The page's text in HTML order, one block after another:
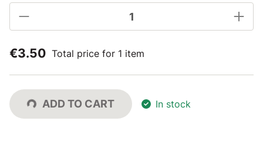
€3.50 Total price for 1 item
ADD TO CART In stock